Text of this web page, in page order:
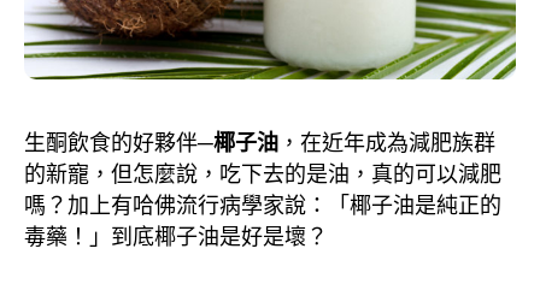
生酮飲食的好夥伴─椰子油 ，在近年成為減肥族群
的新寵，但怎麼說，吃下去的是油，真的可以減肥
嗎？加上有哈佛流行病學家說：「椰子油是純正的
毒藥！」到底椰子油是好是壞？